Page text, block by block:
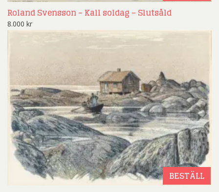
Roland Svensson – Kall soldag – Slutsåld
8.000 kr
BESTÄLL